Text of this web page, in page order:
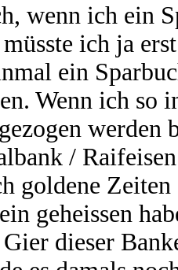
wenn ich ein
ich ja
ein
Wenn ich
/
goldene
geheissen
dieser